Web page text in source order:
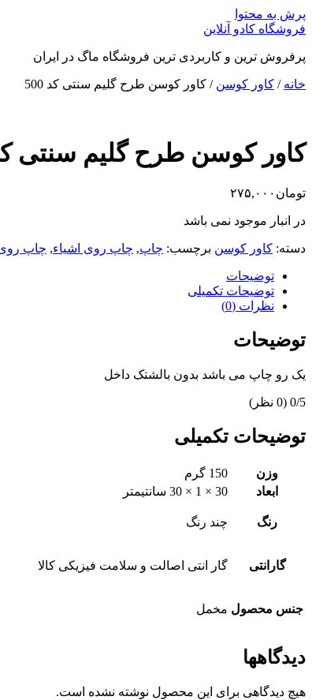
پرش به محتوا
فروشگاه کادو آنلاین
پرفروش ترین و کاربردی ترین فروشگاه ماگ در ایران
خانه / کاور کوسن / کاور کوسن طرح گلیم سنتی کد 500
کاور کوسن طرح گلیم سنتی کد
تومان ۲۷۵,۰۰۰
در انبار موجود نمی باشد
دسته: کاور کوسن برچسب: چاپ, چاپ روی اشیاء, چاپ
توضیحات
توضیحات تکمیلی
نظرات (0)
توضیحات
یک رو چاپ می باشد بدون بالشتک داخل
‫0/5 ‫(0 نظر)
توضیحات تکمیلی
وزن
150 گرم
ابعاد
30 × 1 × 30 سانتیمتر
رنگ چند رنگ
گارانتی گار انتی اصالت و سلامت فیزیکی کالا
جنس محصول مخمل
دیدگاهها
هیچ دیدگاهی برای این محصول نوشته نشده است.